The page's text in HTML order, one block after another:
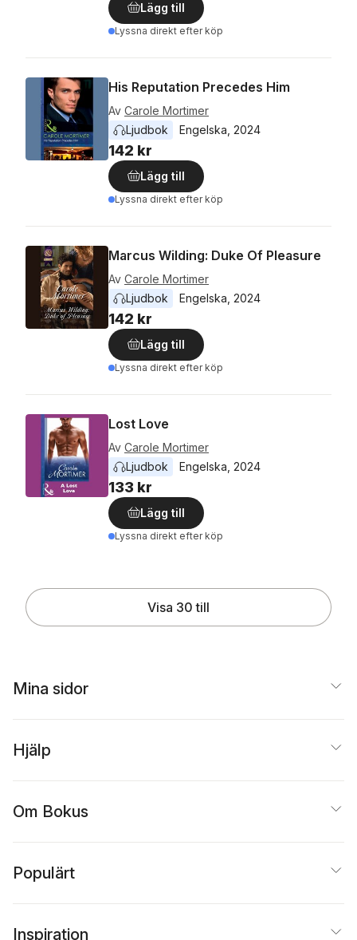
Lägg till
Lyssna direkt efter köp
His Reputation Precedes Him
Av Carole Mortimer
Ljudbok
Engelska 2024
142 kr
Lägg till
Lyssna direkt efter köp
Marcus Wilding: Duke Of Pleasure
Av Carole Mortimer
Ljudbok
Engelska 2024
142 kr
Lägg till
Lyssna direkt efter köp
Lost Love
Av Carole Mortimer
Ljudbok
Engelska 2024
133 kr
Lägg till
Lyssna direkt efter köp
Visa 30 till
Mina sidor
Hjälp
Om Bokus
Populärt
Inspiration